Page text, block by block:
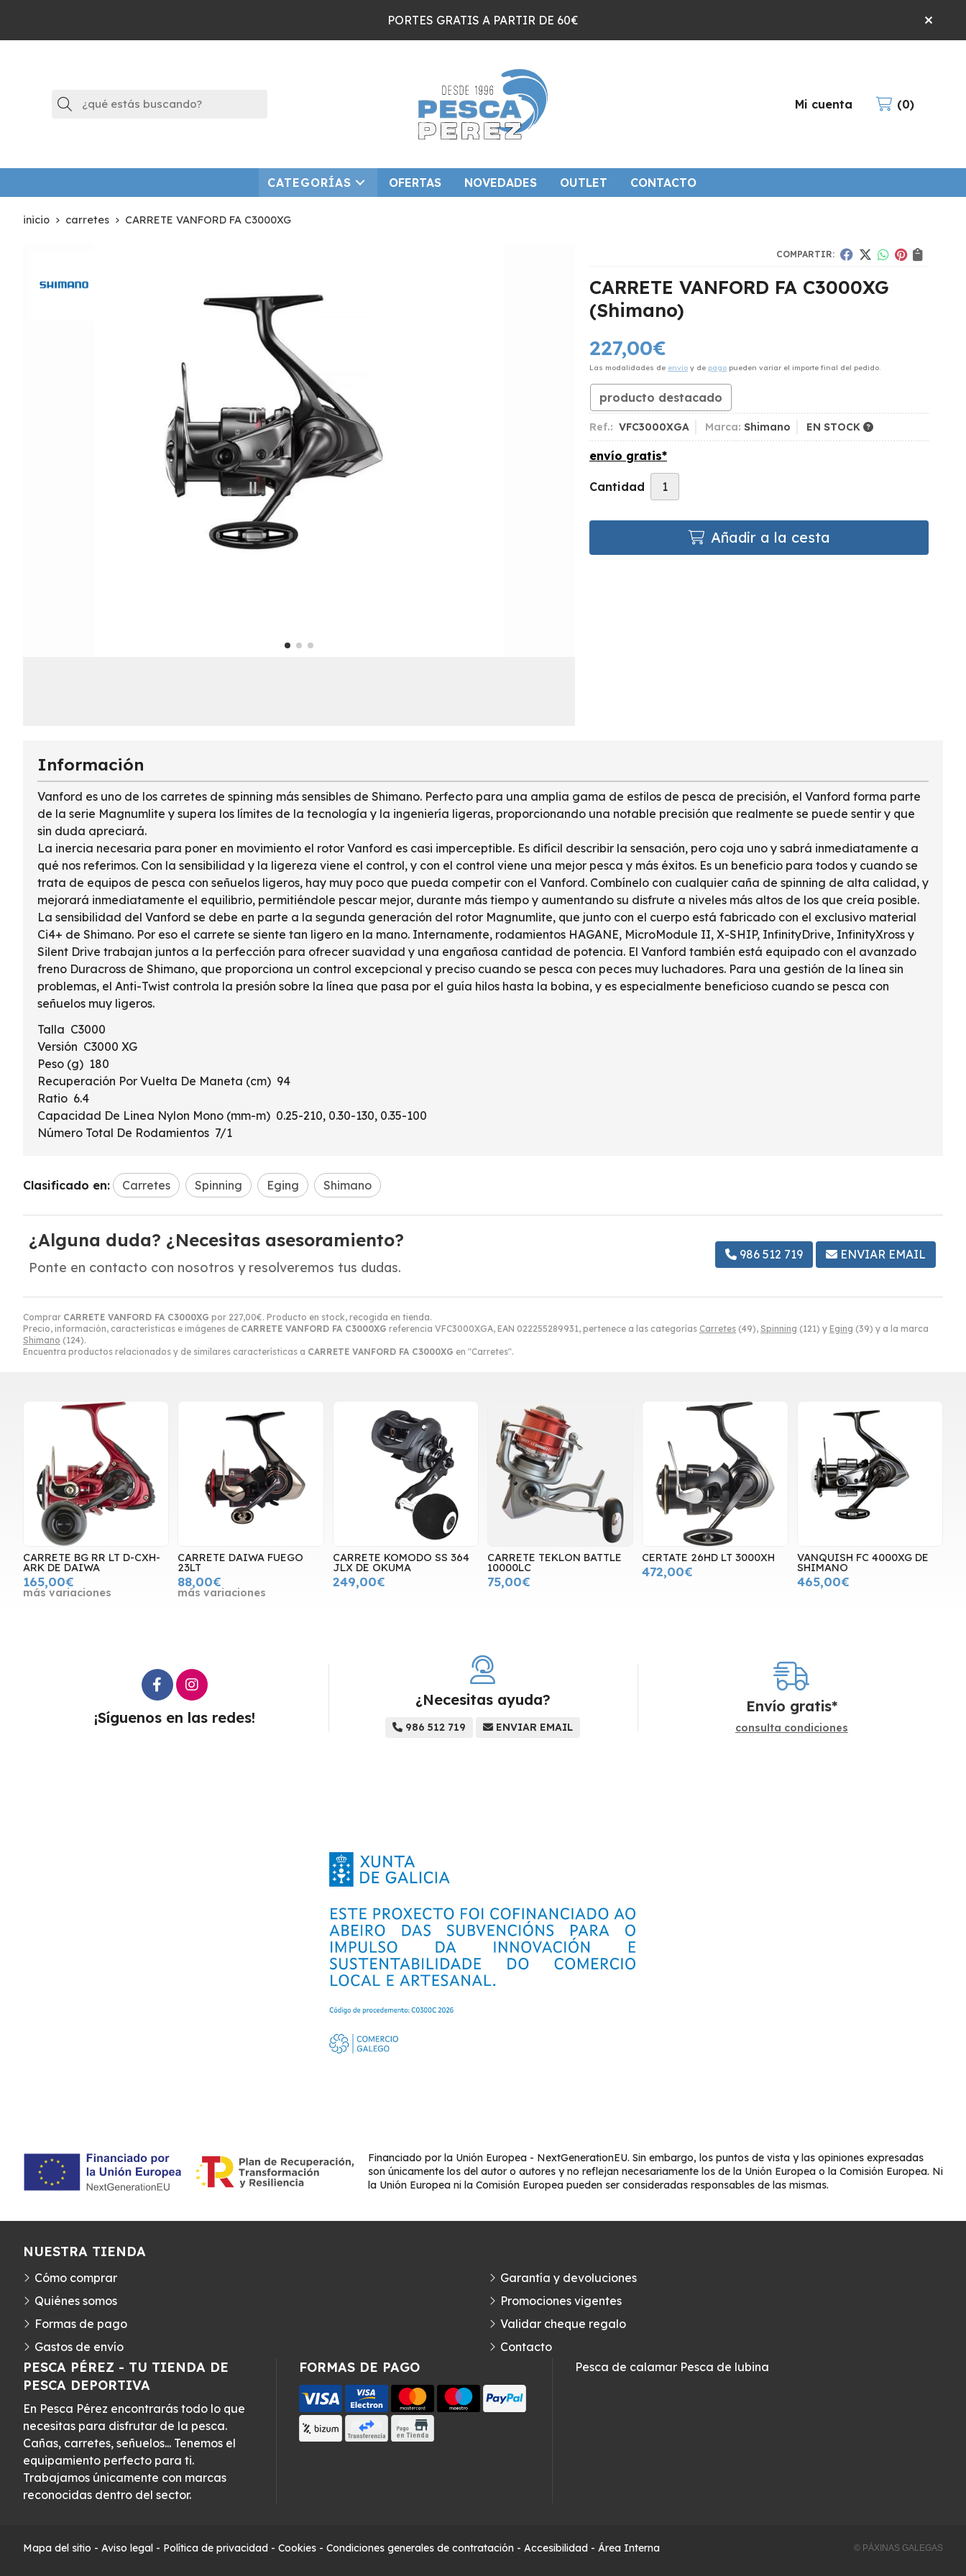
PORTES GRATIS A PARTIR DE 60€
Buscar Mi cuenta 0
CATEGORÍAS OFERTAS NOVEDADES OUTLET CONTACTO
inicio carretes CARRETE VANFORD FA C3000XG
COMPARTIR:
CARRETE VANFORD FA C3000XG
(Shimano)
227,00€
Las modalidades de envío y de pago pueden variar el importe final del pedido.
producto destacado
Ref.: VFC3000XGA Marca: Shimano EN STOCK
envío gratis*
Cantidad
Añadir a la cesta
Comprar CARRETE VANFORD FA C3000XG por 227,00€. Producto en stock, recogida en tienda.
Precio, información, características e imágenes de CARRETE VANFORD FA C3000XG referencia VFC3000XGA, EAN 022255289931, pertenece a las categorías Carretes (49), Spinning (121) y Eging (39) y a la marca
Shimano (124).
Encuentra productos relacionados y de similares características a CARRETE VANFORD FA C3000XG en "Carretes".
Información
Vanford es uno de los carretes de spinning más sensibles de Shimano. Perfecto para una amplia gama de estilos de pesca de precisión, el Vanford forma parte
de la serie Magnumlite y supera los límites de la tecnología y la ingeniería ligeras, proporcionando una notable precisión que realmente se puede sentir y que
sin duda apreciará.
La inercia necesaria para poner en movimiento el rotor Vanford es casi imperceptible. Es difícil describir la sensación, pero coja uno y sabrá inmediatamente a
qué nos referimos. Con la sensibilidad y la ligereza viene el control, y con el control viene una mejor pesca y más éxitos. Es un beneficio para todos y cuando se
trata de equipos de pesca con señuelos ligeros, hay muy poco que pueda competir con el Vanford. Combínelo con cualquier caña de spinning de alta calidad, y
mejorará inmediatamente el equilibrio, permitiéndole pescar mejor, durante más tiempo y aumentando su disfrute a niveles más altos de los que creía posible.
La sensibilidad del Vanford se debe en parte a la segunda generación del rotor Magnumlite, que junto con el cuerpo está fabricado con el exclusivo material
Ci4+ de Shimano. Por eso el carrete se siente tan ligero en la mano. Internamente, rodamientos HAGANE, MicroModule II, X-SHIP, InfinityDrive, InfinityXross y
Silent Drive trabajan juntos a la perfección para ofrecer suavidad y una engañosa cantidad de potencia. El Vanford también está equipado con el avanzado
freno Duracross de Shimano, que proporciona un control excepcional y preciso cuando se pesca con peces muy luchadores. Para una gestión de la línea sin
problemas, el Anti-Twist controla la presión sobre la línea que pasa por el guía hilos hasta la bobina, y es especialmente beneficioso cuando se pesca con
señuelos muy ligeros.
Talla C3000
Versión C3000 XG
Peso (g) 180
Recuperación Por Vuelta De Maneta (cm) 94
Ratio 6.4
Capacidad De Linea Nylon Mono (mm-m) 0.25-210, 0.30-130, 0.35-100
Número Total De Rodamientos 7/1
Clasificado en: Carretes Spinning Eging Shimano
¿Alguna duda? ¿Necesitas asesoramiento?
Ponte en contacto con nosotros y resolveremos tus dudas.
986 512 719 ENVIAR EMAIL
CARRETE BG RR LT D-CXH-
ARK DE DAIWA
165,00€
más variaciones
CARRETE DAIWA FUEGO
23LT
88,00€
más variaciones
CARRETE KOMODO SS 364
JLX DE OKUMA
249,00€
CARRETE TEKLON BATTLE
10000LC
75,00€
CERTATE 26HD LT 3000XH
472,00€
VANQUISH FC 4000XG DE
SHIMANO
465,00€
¡Síguenos en las redes!
¿Necesitas ayuda?
986 512 719 ENVIAR EMAIL
Envío gratis*
consulta condiciones
Financiado por la Unión Europea - NextGenerationEU. Sin embargo, los puntos de vista y las opiniones expresadas
son únicamente los del autor o autores y no reflejan necesariamente los de la Unión Europea o la Comisión Europea. Ni
la Unión Europea ni la Comisión Europea pueden ser consideradas responsables de las mismas.
PESCA PÉREZ - TU TIENDA DE
PESCA DEPORTIVA
En Pesca Pérez encontrarás todo lo que
necesitas para disfrutar de la pesca.
Cañas, carretes, señuelos... Tenemos el
equipamiento perfecto para ti.
Trabajamos únicamente con marcas
reconocidas dentro del sector.
FORMAS DE PAGO
NUESTRA TIENDA
Cómo comprar
Quiénes somos
Formas de pago
Gastos de envío
Garantía y devoluciones
Promociones vigentes
Validar cheque regalo
Contacto
Pesca de calamar Pesca de lubina
Mapa del sitio - Aviso legal - Política de privacidad - Cookies - Condiciones generales de contratación - Accesibilidad - Área Interna © PÁXINAS GALEGAS